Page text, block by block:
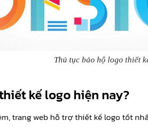
Thủ tục bảo hộ logo thiết
kế logo hiện nay?
trang web hỗ trợ thiết kế logo tốt